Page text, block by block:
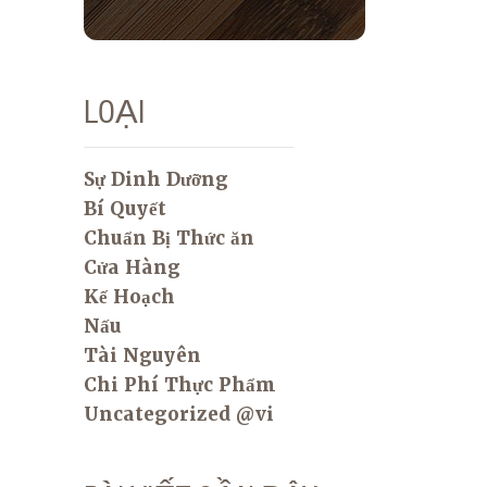
LOẠI
Sự Dinh Dưỡng
Bí Quyết
Chuẩn Bị Thức ăn
Cửa Hàng
Kế Hoạch
Nấu
Tài Nguyên
Chi Phí Thực Phẩm
Uncategorized @vi